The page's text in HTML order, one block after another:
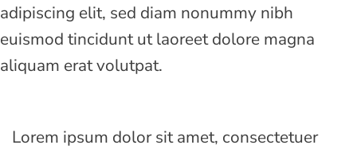
adipiscing elit, sed diam nonummy nibh
euismod tincidunt ut laoreet dolore magna
aliquam erat volutpat.
Lorem ipsum dolor sit amet, consectetuer